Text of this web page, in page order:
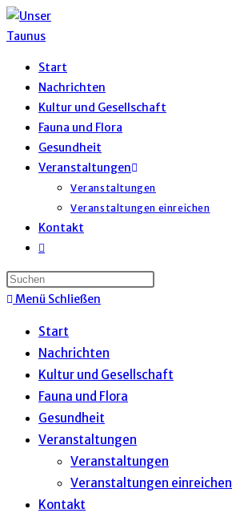
Zum
Inhalt
Start
Nachrichten
Kultur und Gesellschaft
Fauna und Flora
Gesundheit
Veranstaltungen
Veranstaltungen
Veranstaltungen einreichen
Kontakt
Website-
umschalten
Menü Schließen
Start
Nachrichten
Kultur und Gesellschaft
Fauna und Flora
Gesundheit
Veranstaltungen
Veranstaltungen
Veranstaltungen einreichen
Kontakt